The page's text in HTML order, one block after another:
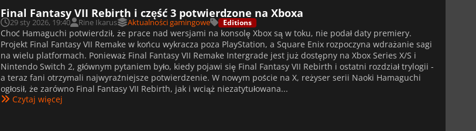
Final Fantasy VII Rebirth i część 3 potwierdzone na Xboxa
29 sty 2026, 19:40 Rine Ikarus Aktualności gamingowe Editions
Choć Hamaguchi potwierdził, że prace nad wersjami na konsolę Xbox są w toku, nie podał daty premiery.
Projekt Final Fantasy VII Remake w końcu wykracza poza PlayStation, a Square Enix rozpoczyna wdrażanie sagi
na wielu platformach. Ponieważ Final Fantasy VII Remake Intergrade jest już dostępny na Xbox Series X/S i
Nintendo Switch 2, głównym pytaniem było, kiedy pojawi się Final Fantasy VII Rebirth i ostatni rozdział trylogii -
a teraz fani otrzymali najwyraźniejsze potwierdzenie. W nowym poście na X, reżyser serii Naoki Hamaguchi
ogłosił, że zarówno Final Fantasy VII Rebirth, jak i wciąż niezatytułowana...
Czytaj więcej